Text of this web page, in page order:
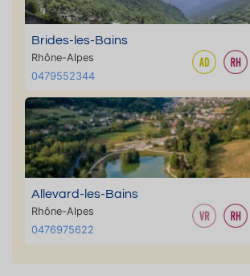
Brides-les-Bains
Rhône-Alpes
0479552344
Allevard-les-Bains
Rhône-Alpes
0476975622